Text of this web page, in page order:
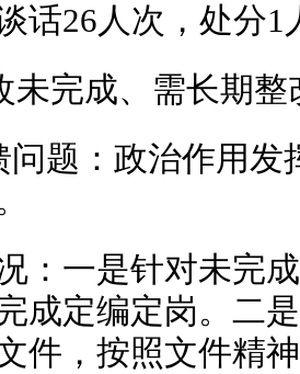
话26人次，处分
完成、需长期整
：政治作用发
一是针对未完成
成定编定岗。二
件，按照文件精